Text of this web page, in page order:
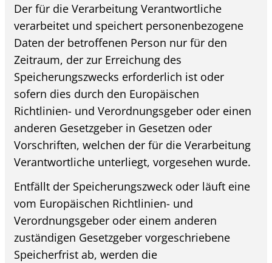
Der für die Verarbeitung Verantwortliche
verarbeitet und speichert personenbezogene
Daten der betroffenen Person nur für den
Zeitraum, der zur Erreichung des
Speicherungszwecks erforderlich ist oder
sofern dies durch den Europäischen
Richtlinien- und Verordnungsgeber oder einen
anderen Gesetzgeber in Gesetzen oder
Vorschriften, welchen der für die Verarbeitung
Verantwortliche unterliegt, vorgesehen wurde.
Entfällt der Speicherungszweck oder läuft eine
vom Europäischen Richtlinien- und
Verordnungsgeber oder einem anderen
zuständigen Gesetzgeber vorgeschriebene
Speicherfrist ab, werden die